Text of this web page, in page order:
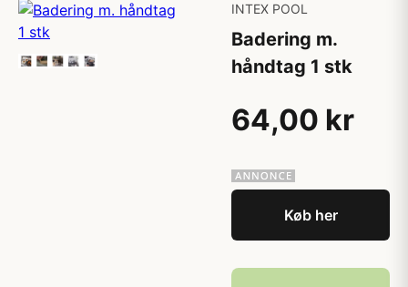
INTEX POOL
Badering m.
håndtag 1 stk
64,00 kr
Køb her